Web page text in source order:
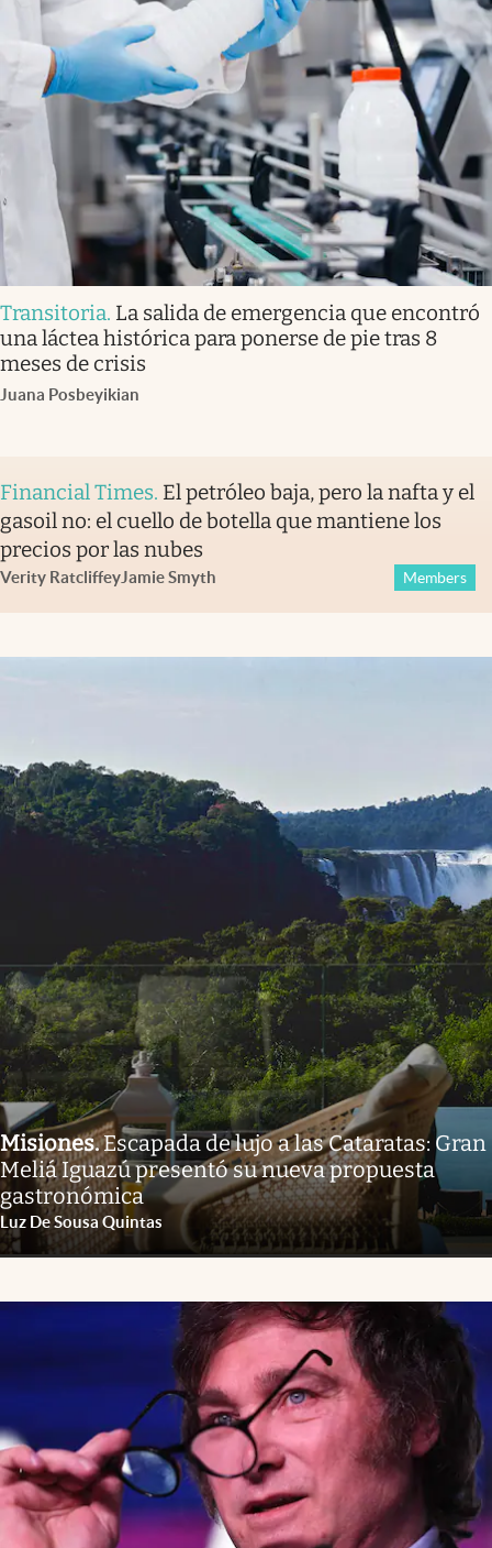
Transitoria. La salida de emergencia que encontró
una láctea histórica para ponerse de pie tras 8
meses de crisis
Juana Posbeyikian
Financial Times. El petróleo baja, pero la nafta y el
gasoil no: el cuello de botella que mantiene los
precios por las nubes
Verity RatcliffeyJamie Smyth Members
Misiones.Escapada de lujo a las Cataratas: Gran
Meliá Iguazú presentó su nueva propuesta
gastronómica
Luz De Sousa Quintas